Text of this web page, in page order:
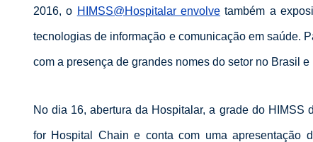
2016, o HIMSS@Hospitalar envolve também a
tecnologias de informação e comunicação em saúde.
com a presença de grandes nomes do setor no Brasil e
No dia 16, abertura da Hospitalar, a grade do
for Hospital Chain e conta com uma apresentação